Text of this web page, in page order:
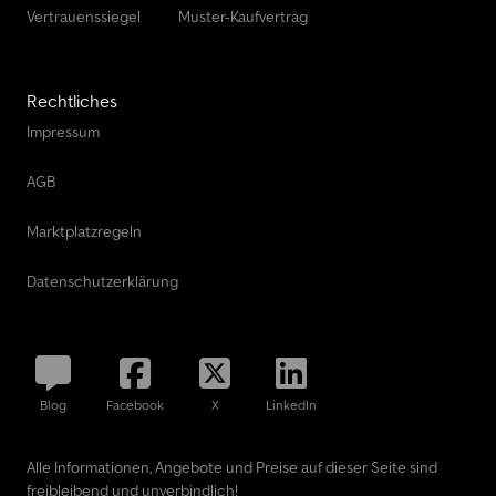
Frontscheibe, Sprühnebelverminderung, Stabilisator an einer
Gesamtgewicht 26,0 t
Vertrauenssiegel Muster-Kaufvertrag
Rechtliches
Impressum
AGB
Marktplatzregeln
Datenschutzerklärung
Blog Facebook X LinkedIn
Alle Informationen, Angebote und Preise auf dieser Seite sind
freibleibend und unverbindlich!